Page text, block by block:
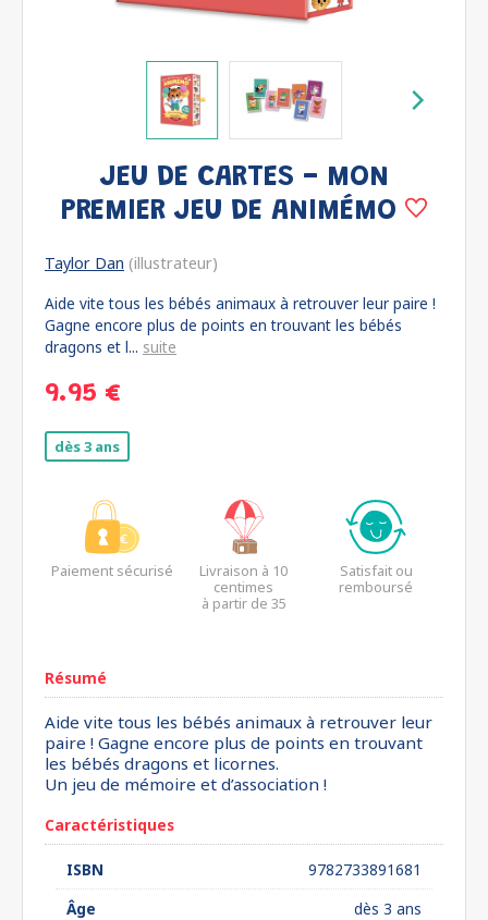
JEU DE CARTES - MON
PREMIER JEU DE ANIMÉMO
Taylor Dan (illustrateur)
Aide vite tous les bébés animaux à retrouver leur paire !
Gagne encore plus de points en trouvant les bébés
dragons et l... suite
9.95 €
dès 3 ans
Paiement sécurisé
Livraison à 10
centimes
à partir de 35
Satisfait ou
remboursé
Résumé
Aide vite tous les bébés animaux à retrouver leur
paire ! Gagne encore plus de points en trouvant
les bébés dragons et licornes.
Un jeu de mémoire et d’association !
Caractéristiques
ISBN
9782733891681
Âge
dès 3 ans